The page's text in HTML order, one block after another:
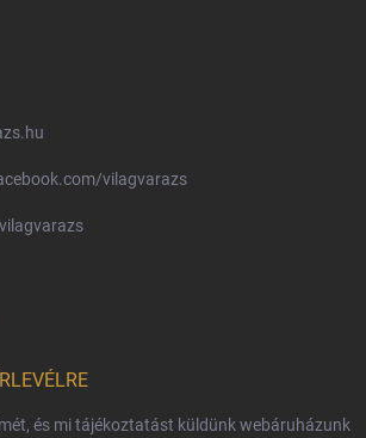
tájékoztató
vilagvarazs
és mi tájékoztatást küldünk webáruházunk